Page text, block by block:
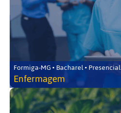
Formiga-MG • Bacharel • Presencial
Enfermagem